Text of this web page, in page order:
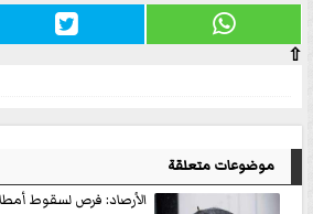
⇧
موضوعات متعلقة